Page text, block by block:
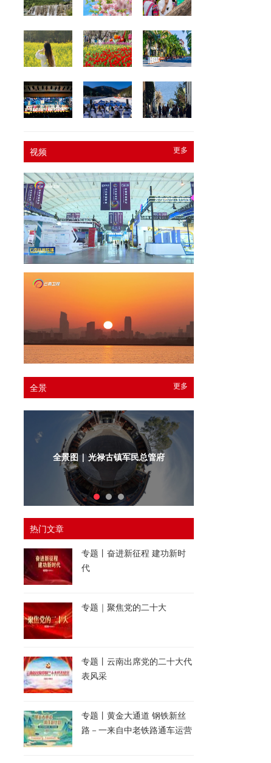
更多
视频
更多
全景
全景图 | 光禄古镇军民总管府内庭
热门文章
专题丨奋进新征程 建功新时
代
专题｜聚焦党的二十大
专题丨云南出席党的二十大代
表风采
专题丨黄金大通道 钢铁新丝
路－一来自中老铁路通车运营